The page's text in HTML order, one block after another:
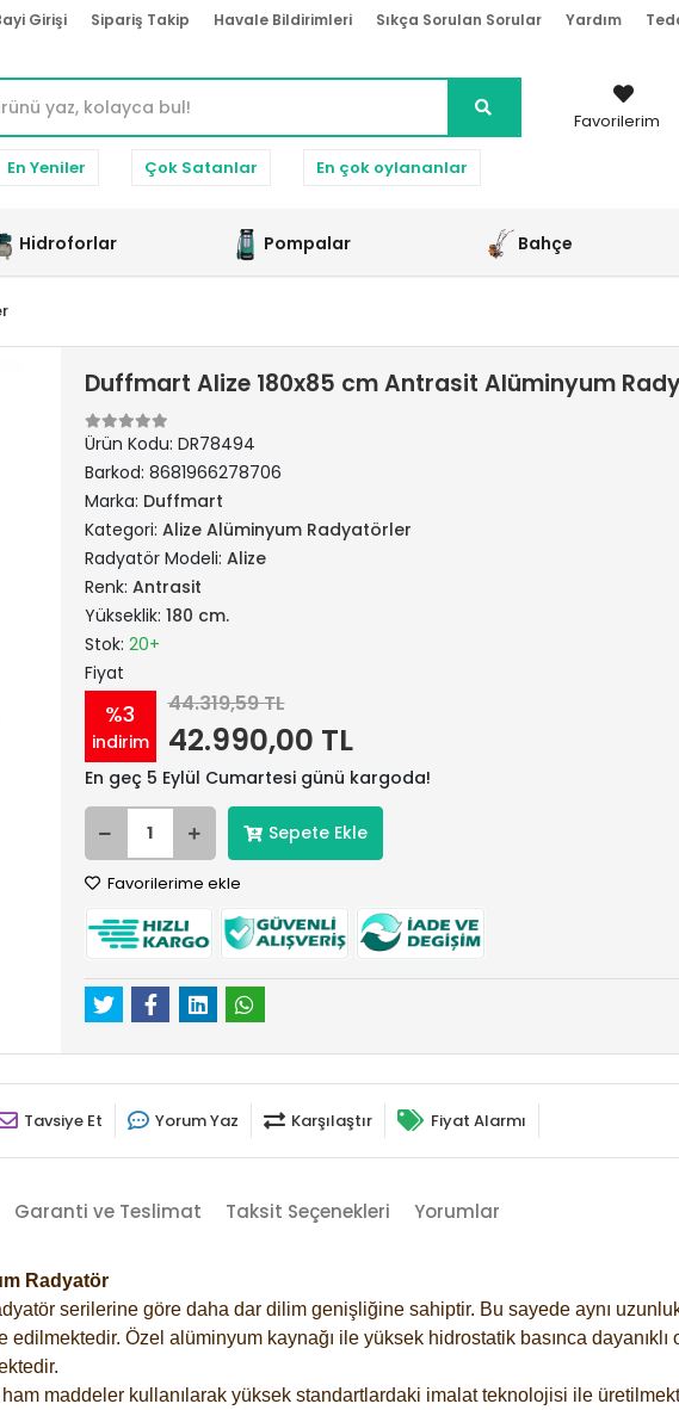
Girişi Sipariş Takip Havale Bildirimleri Sıkça Sorulan Sorular Yardım
En Yeniler Çok Satanlar En çok oylananlar
Favorilerim
Hidroforlar Pompalar Bahçe
Duffmart Alize 180x85 cm Antrasit Alüminyum
Ürün Kodu: DR78494
Barkod: 8681966278706
Marka: Duffmart
Kategori: Alize Alüminyum Radyatörler
Radyatör Modeli: Alize
Renk: Antrasit
Yükseklik: 180 cm.
Stok: 20+
Fiyat
%3
indirim
44.319,59 TL
42.990,00 TL
En geç 5 Eylül Cumartesi günü kargoda!
Sepete Ekle
Favorilerime ekle
Tavsiye Et Yorum Yaz Karşılaştır Fiyat Alarmı
Garanti ve Teslimat Taksit Seçenekleri Yorumlar
Radyatör
serilerine göre daha dar dilim genişliğine sahiptir. Bu sayede aynı
edilmektedir. Özel alüminyum kaynağı ile yüksek hidrostatik basınca dayanıklı
maddeler kullanılarak yüksek standartlardaki imalat teknolojisi ile